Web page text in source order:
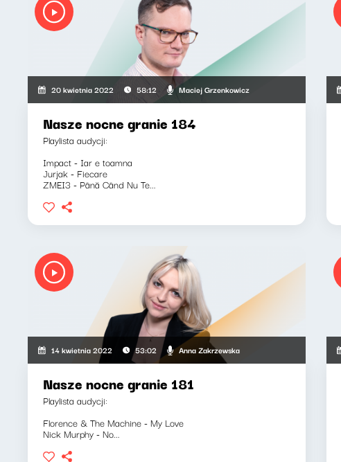
20 kwietnia 2022 58:12 Maciej Grzenkowicz
Nasze nocne granie 184
Playlista audycji:
Impact - Iar e toamna
Jurjak - Fiecare
ZMEI3 - Până Când Nu Te...
14 kwietnia 2022 53:02 Anna Zakrzewska
Nasze nocne granie 181
Playlista audycji:
Florence & The Machine - My Love
Nick Murphy - No...